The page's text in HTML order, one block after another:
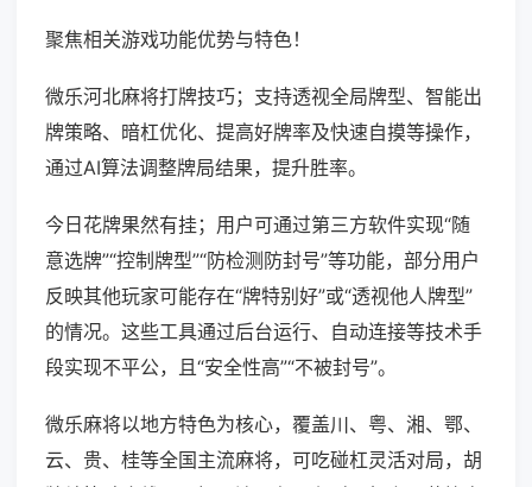
聚焦相关游戏功能优势与特色！
微乐河北麻将打牌技巧；支持透视全局牌型、智能出
牌策略、暗杠优化、提高好牌率及快速自摸等操作，
通过AI算法调整牌局结果，提升胜率。
今日花牌果然有挂；用户可通过第三方软件实现“随
意选牌”“控制牌型”“防检测防封号”等功能，部分用户
反映其他玩家可能存在“牌特别好”或“透视他人牌型”
的情况。这些工具通过后台运行、自动连接等技术手
段实现不平公，且“安全性高”“不被封号”。
微乐麻将以地方特色为核心，覆盖川、粤、湘、鄂、
云、贵、桂等全国主流麻将，可吃碰杠灵活对局，胡